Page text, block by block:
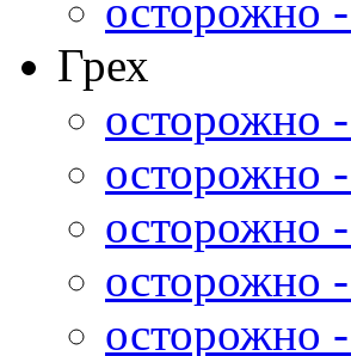
осторожно -
Грех
осторожно
осторожно
осторожно -
осторожно -
осторожно